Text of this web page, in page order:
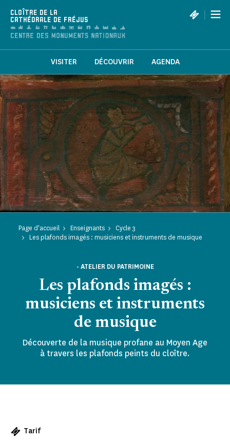
CLOÎTRE DE LA
CATHÉDRALE DE FRÉJUS
|
VISITER DÉCOUVRIR AGENDA
Page d'accueil Enseignants
Cycle 3
Les plafonds imagés : musiciens et instruments de musique
Les plafonds imagés :
musiciens et instruments
de musique
- ATELIER DU PATRIMOINE
Découverte de la musique profane au Moyen Age
à travers les plafonds peints du cloître.
Tarif